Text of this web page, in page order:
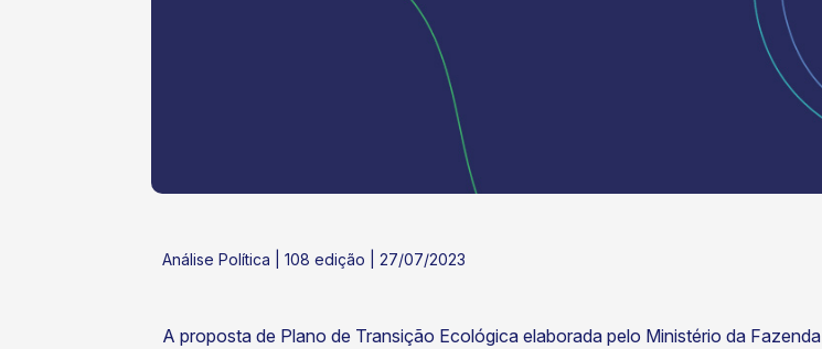
Análise Política | 108 edição | 27/07/2023
A proposta de Plano de Transição Ecológica elaborada pelo Ministério da Fazenda